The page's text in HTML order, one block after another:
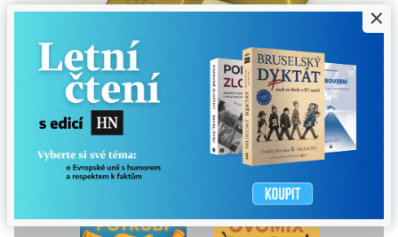
Nudíte se na poradě?
Vyřešte dnešní hlavolam HN
×